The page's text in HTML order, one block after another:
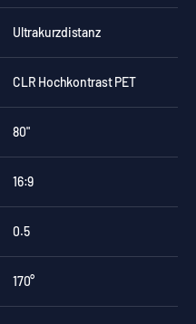
Ultrakurzdistanz
CLR Hochkontrast PET
80"
16:9
0.5
170°